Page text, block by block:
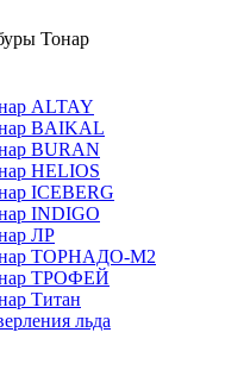
Тонар
ALTAY
BAIKAL
BURAN
HELIOS
ICEBERG
INDIGO
ЛР
ТОРНАДО-М2
ТРОФЕЙ
Титан
льда